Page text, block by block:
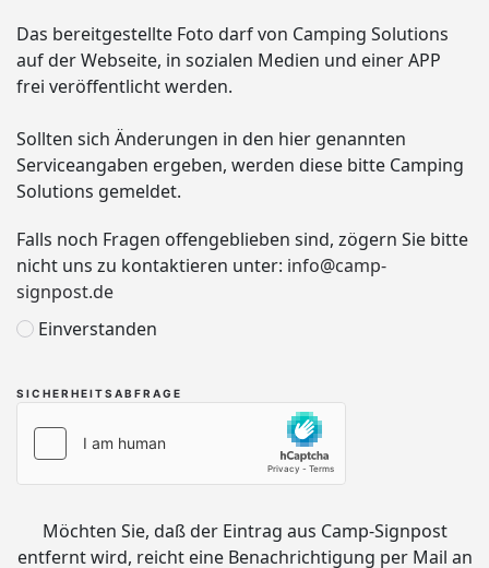
Das bereitgestellte Foto darf von Camping Solutions
auf der Webseite, in sozialen Medien und einer APP
frei veröffentlicht werden.
Sollten sich Änderungen in den hier genannten
Serviceangaben ergeben, werden diese bitte Camping
Solutions gemeldet.
Falls noch Fragen offengeblieben sind, zögern Sie bitte
nicht uns zu kontaktieren unter: info@camp-
signpost.de
Einverstanden
SICHERHEITSABFRAGE
Möchten Sie, daß der Eintrag aus Camp-Signpost
entfernt wird, reicht eine Benachrichtigung per Mail an